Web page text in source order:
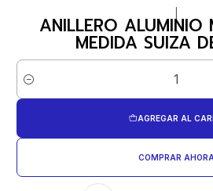
ANILLERO ALUMINIO
MEDIDA SUIZA
Cantidad
AGREGAR AL
COMPRAR AHORA